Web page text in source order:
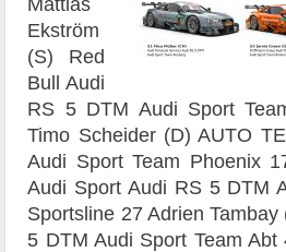
Ekström
(S) Red
Bull Audi
RS 5 DTM Audi Sport
Timo Scheider (D) AUTO
Audi Sport Team Phoenix
Audi Sport Audi RS 5 DTM
Sportsline 27 Adrien
5 DTM Audi Sport Team